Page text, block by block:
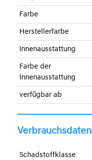
Farbe
Herstellerfarbe
Innenausstattung
Farbe der
Innenausstattung
verfügbar ab
Verbrauchsdaten
Schadstoffklasse